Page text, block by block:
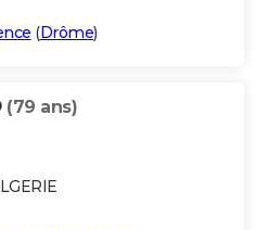
(Drôme)
(79 ans)